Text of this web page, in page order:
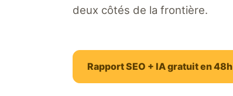
deux côtés de la frontière.
Rapport SEO + IA gratuit en 48h